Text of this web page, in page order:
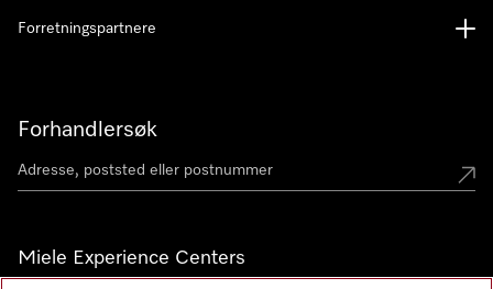
Forhandlersøk
Miele Experience Centers
Forretningspartnere